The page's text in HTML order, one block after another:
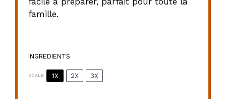
famille.
INGREDIENTS
SCALE 1X 2X 3X